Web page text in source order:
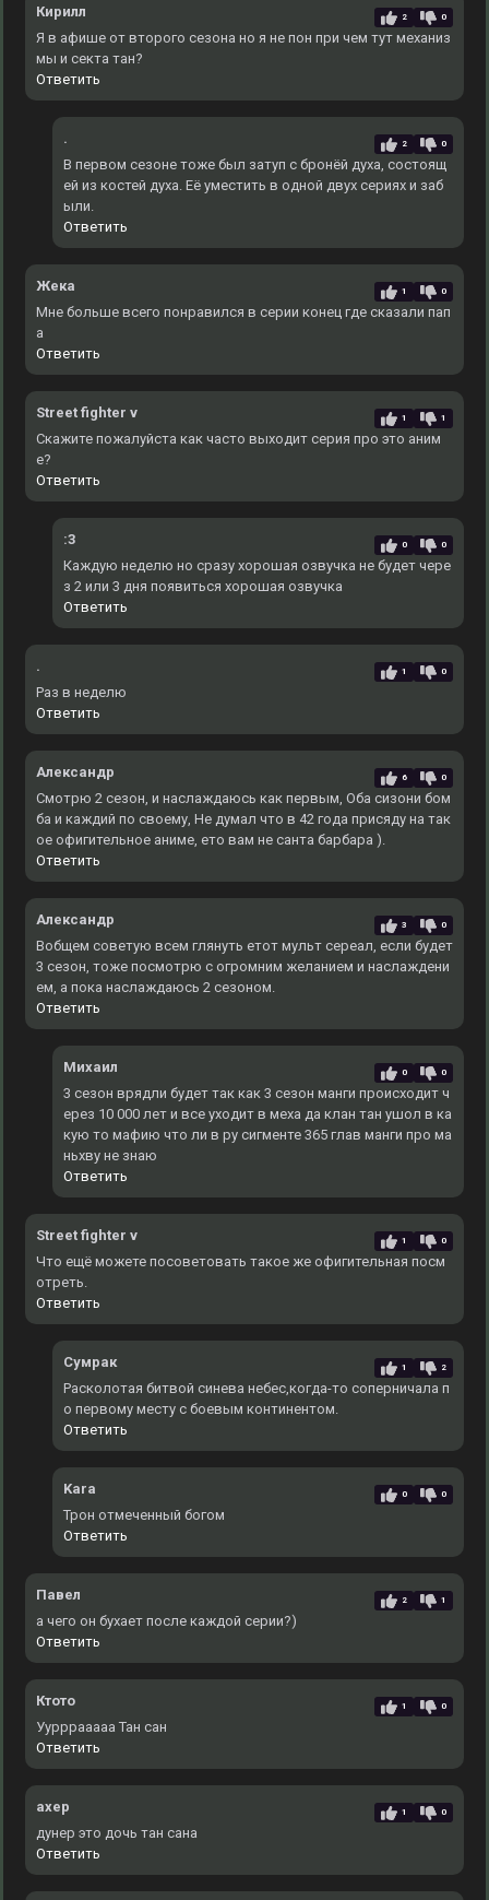
Кирилл 2 0
Я в афише от второго сезона но я не пон при чем тут механиз
мы и секта тан?
Ответить
. 2 0
В первом сезоне тоже был затуп с бронёй духа, состоящ
ей из костей духа. Еë уместить в одной двух сериях и заб
ыли.
Ответить
Жека 1 0
Мне больше всего понравился в серии конец где сказали пап
а
Ответить
Street fighter v 1 1
Скажите пожалуйста как часто выходит серия про это аним
е?
Ответить
:3 0 0
Каждую неделю но сразу хорошая озвучка не будет чере
з 2 или 3 дня появиться хорошая озвучка
Ответить
. 1 0
Раз в неделю
Ответить
Александр 6 0
Смотрю 2 сезон, и наслаждаюсь как первым, Оба сизони бом
ба и каждий по своему, Не думал что в 42 года присяду на так
ое офигительное аниме, ето вам не санта барбара ).
Ответить
Александр 3 0
Вобщем советую всем глянуть етот мульт сереал, если будет
3 сезон, тоже посмотрю с огромним желанием и наслаждени
ем, а пока наслаждаюсь 2 сезоном.
Ответить
Михаил 0 0
3 сезон врядли будет так как 3 сезон манги происходит ч
ерез 10 000 лет и все уходит в меха да клан тан ушол в ка
кую то мафию что ли в ру сигменте 365 глав манги про ма
ньхву не знаю
Ответить
Street fighter v 1 0
Что ещё можете посоветовать такое же офигительная посм
отреть.
Ответить
Сумрак 1 2
Расколотая битвой синева небес,когда-то соперничала п
о первому месту с боевым континентом.
Ответить
Kara 0 0
Трон отмеченный богом
Ответить
Павел 2 1
а чего он бухает после каждой серии?)
Ответить
Ктото 1 0
Уурррааааа Тан сан
Ответить
ахер 1 0
дунер это дочь тан сана
Ответить